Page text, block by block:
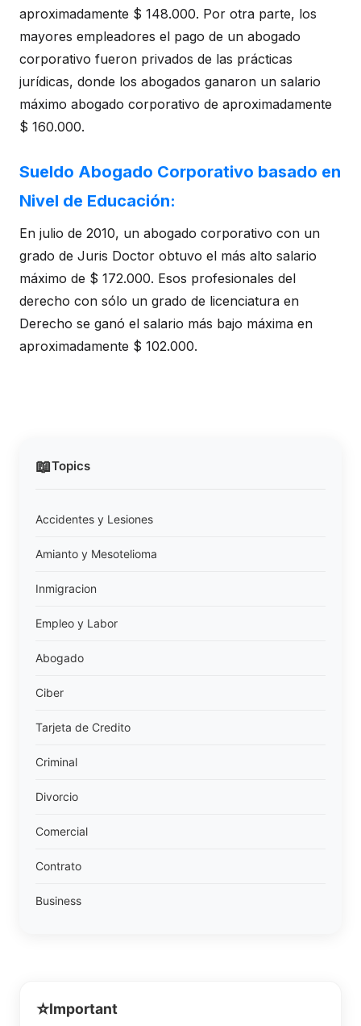
📖Topics
Accidentes y Lesiones
Amianto y Mesotelioma
Inmigracion
Empleo y Labor
Abogado
Ciber
Tarjeta de Credito
Criminal
Divorcio
Comercial
Contrato
Business
aproximadamente $ 148.000. Por otra parte, los
mayores empleadores el pago de un abogado
corporativo fueron privados de las prácticas
jurídicas, donde los abogados ganaron un salario
máximo abogado corporativo de aproximadamente
$ 160.000.
Sueldo Abogado Corporativo basado en
Nivel de Educación:
En julio de 2010, un abogado corporativo con un
grado de Juris Doctor obtuvo el más alto salario
máximo de $ 172.000. Esos profesionales del
derecho con sólo un grado de licenciatura en
Derecho se ganó el salario más bajo máxima en
aproximadamente $ 102.000.
⭐Important